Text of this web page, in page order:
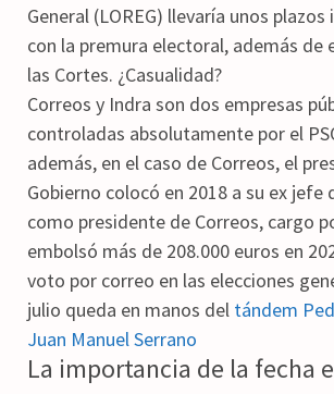
General (LOREG) llevaría unos
con la premura electoral, además de
las Cortes. ¿Casualidad?
Correos y Indra son dos empresas
controladas absolutamente por el
además, en el caso de Correos, el
Gobierno colocó en 2018 a su ex jefe
como presidente de Correos, cargo
embolsó más de 208.000 euros en
voto por correo en las elecciones
julio queda en manos del tándem
Juan Manuel Serrano
La importancia de la fecha